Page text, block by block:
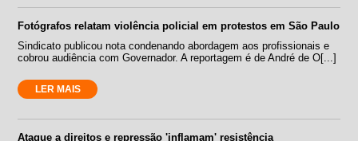
Fotógrafos relatam violência policial em protestos em São Paulo
Sindicato publicou nota condenando abordagem aos profissionais e
cobrou audiência com Governador. A reportagem é de André de O[...]
LER MAIS
Ataque a direitos e repressão 'inflamam' resistência